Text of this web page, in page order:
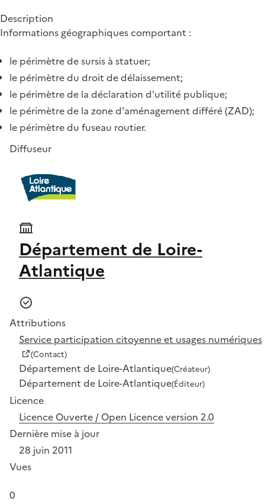
Description
Informations géographiques comportant :
le périmètre de sursis à statuer;
le périmètre du droit de délaissement;
le périmètre de la déclaration d'utilité publique;
le périmètre de la zone d'aménagement différé (ZAD);
le périmètre du fuseau routier.
Diffuseur
Département de Loire-
Atlantique
Attributions
Service participation citoyenne et usages numériques
(Contact)
Département de Loire-Atlantique(Créateur)
Département de Loire-Atlantique(Éditeur)
Licence
Licence Ouverte / Open Licence version 2.0
Dernière mise à jour
28 juin 2011
Vues
0